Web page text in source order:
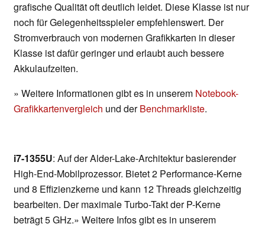
grafische Qualität oft deutlich leidet. Diese Klasse ist nur
noch für Gelegenheitsspieler empfehlenswert. Der
Stromverbrauch von modernen Grafikkarten in dieser
Klasse ist dafür geringer und erlaubt auch bessere
Akkulaufzeiten.
» Weitere Informationen gibt es in unserem Notebook-
Grafikkartenvergleich und derBenchmarkliste.
i7-1355U: Auf der Alder-Lake-Architektur basierender
High-End-Mobilprozessor. Bietet 2 Performance-Kerne
und 8 Effizienzkerne und kann 12 Threads gleichzeitig
bearbeiten. Der maximale Turbo-Takt der P-Kerne
beträgt 5 GHz.» Weitere Infos gibt es in unserem